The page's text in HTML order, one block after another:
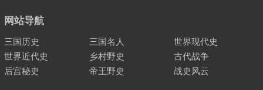
网站导航
三国历史 三国名人
世界现代史
世界近代史
乡村野史
古代战争
后宫秘史
帝王野史 战史风云